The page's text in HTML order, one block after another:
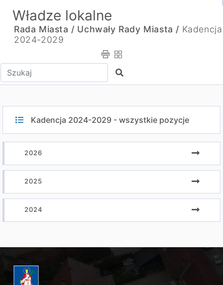
Władze lokalne
Rada Miasta / Uchwały Rady Miasta / Kadencja
2024-2029
Wpisz tekst do wyszukania Szukaj
Kadencja 2024-2029 - wszystkie pozycje
2026
2025
2024